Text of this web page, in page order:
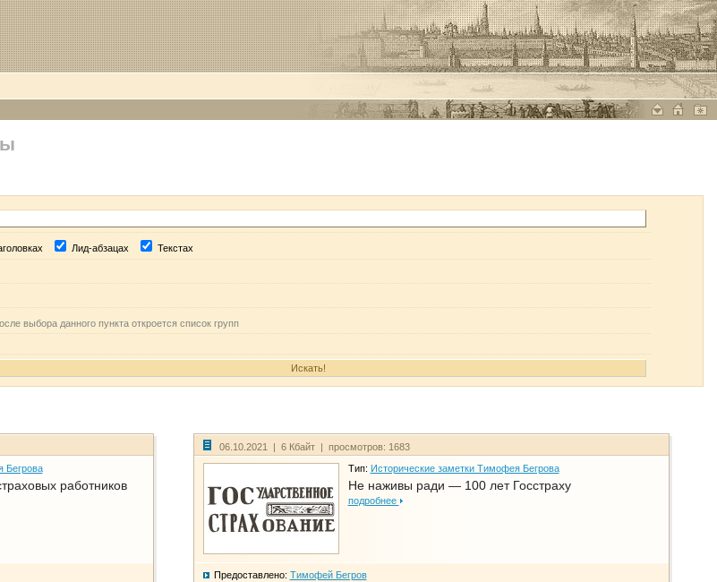
Лид-абзацах Текстах
выбора данного пункта откроется список групп
Бегрова
работников
06.10.2021 | 6 Кбайт | просмотров: 1683
Тип: Исторические заметки Тимофея Бегрова
Не наживы ради — 100 лет Госстраху
подробнее
Предоставлено: Тимофей Бегров